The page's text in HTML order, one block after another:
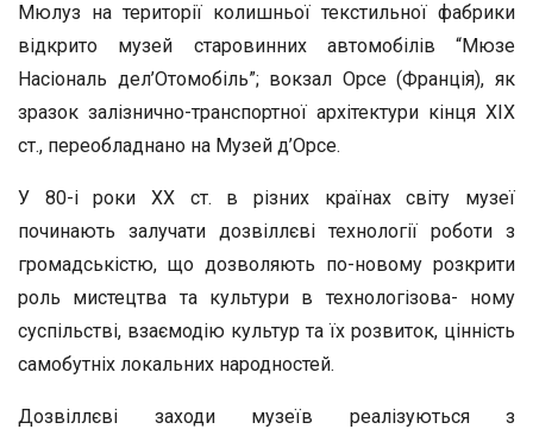
Мюлуз на території колишньої текстильної фабрики
відкрито музей старовинних автомобілів “Мюзе
Насіональ дел’Отомобіль”; вокзал Орсе (Франція), як
зразок залізнично-транспортної архітектури кінця ХІХ
ст., переобладнано на Музей д’Орсе.
У 80-і роки ХХ ст. в різних країнах світу музеї
починають залучати дозвіллєві технології роботи з
громадськістю, що дозволяють по-новому розкрити
роль мистецтва та культури в технологізова- ному
суспільстві, взаємодію культур та їх розвиток, цінність
самобутніх локальних народностей.
Дозвіллєві заходи музеїв реалізуються з